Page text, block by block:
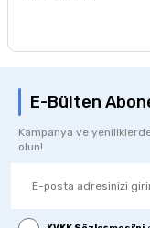
E-Bülten
Kampanya ve
olun!